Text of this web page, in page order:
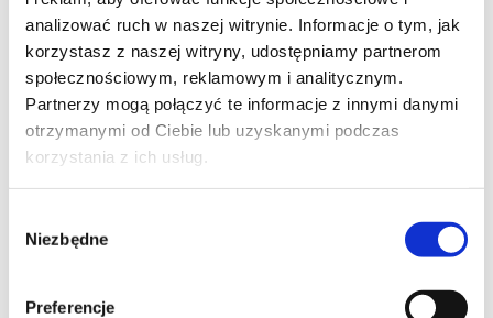
analizować ruch w naszej witrynie. Informacje o tym, jak
korzystasz z naszej witryny, udostępniamy partnerom
społecznościowym, reklamowym i analitycznym.
Partnerzy mogą połączyć te informacje z innymi danymi
otrzymanymi od Ciebie lub uzyskanymi podczas
korzystania z ich usług.
zgody
Niezbędne
Preferencje
7